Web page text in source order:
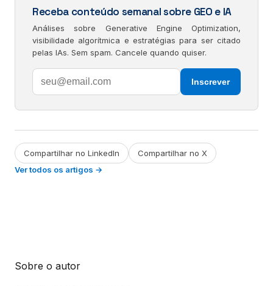
Receba conteúdo semanal sobre GEO e IA
Análises sobre Generative Engine Optimization,
visibilidade algorítmica e estratégias para ser citado
pelas IAs. Sem spam. Cancele quando quiser.
Inscrever
Compartilhar no LinkedIn
Compartilhar no X
Ver todos os artigos →
Sobre o autor